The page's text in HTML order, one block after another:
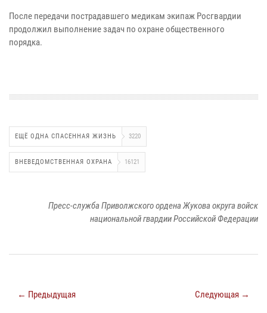
После передачи пострадавшего медикам экипаж Росгвардии
продолжил выполнение задач по охране общественного
порядка.
ЕЩЁ ОДНА СПАСЕННАЯ ЖИЗНЬ 3220
ВНЕВЕДОМСТВЕННАЯ ОХРАНА 16121
Пресс-служба Приволжского ордена Жукова округа войск
национальной гвардии Российской Федерации
← Предыдущая Следующая →